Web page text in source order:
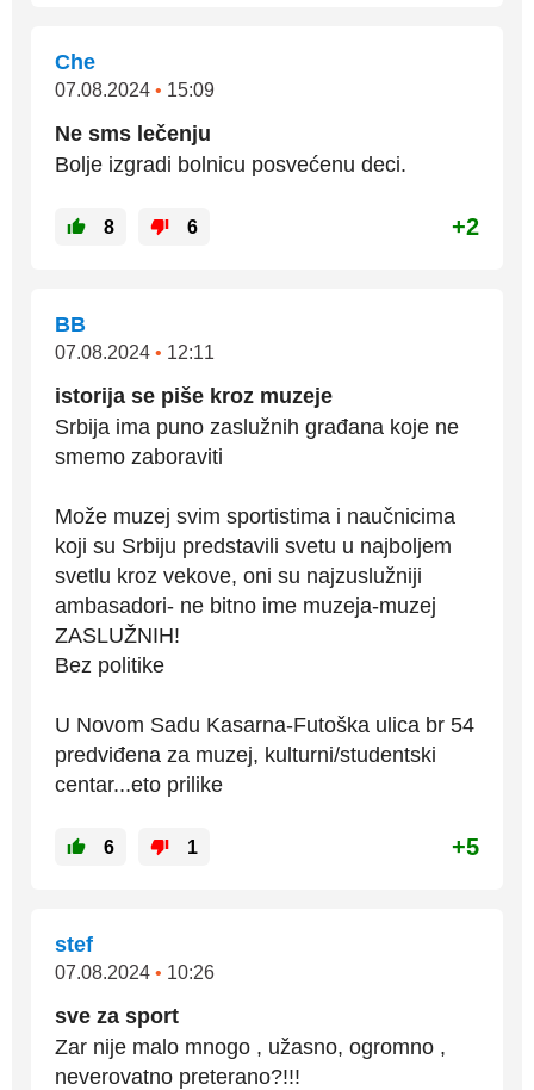
Che
07.08.2024 • 15:09
Ne sms lečenju
Bolje izgradi bolnicu posvećenu deci.
8 6 +2
BB
07.08.2024 • 12:11
istorija se piše kroz muzeje
Srbija ima puno zaslužnih građana koje ne
smemo zaboraviti
Može muzej svim sportistima i naučnicima
koji su Srbiju predstavili svetu u najboljem
svetlu kroz vekove, oni su najzuslužniji
ambasadori- ne bitno ime muzeja-muzej
ZASLUŽNIH!
Bez politike
U Novom Sadu Kasarna-Futoška ulica br 54
predviđena za muzej, kulturni/studentski
centar...eto prilike
6 1 +5
stef
07.08.2024 • 10:26
sve za sport
Zar nije malo mnogo , užasno, ogromno ,
neverovatno preterano?!!!